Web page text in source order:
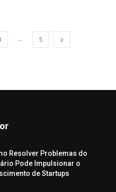
... 5
Resolver Problemas do
Pode Impulsionar o
de Startups